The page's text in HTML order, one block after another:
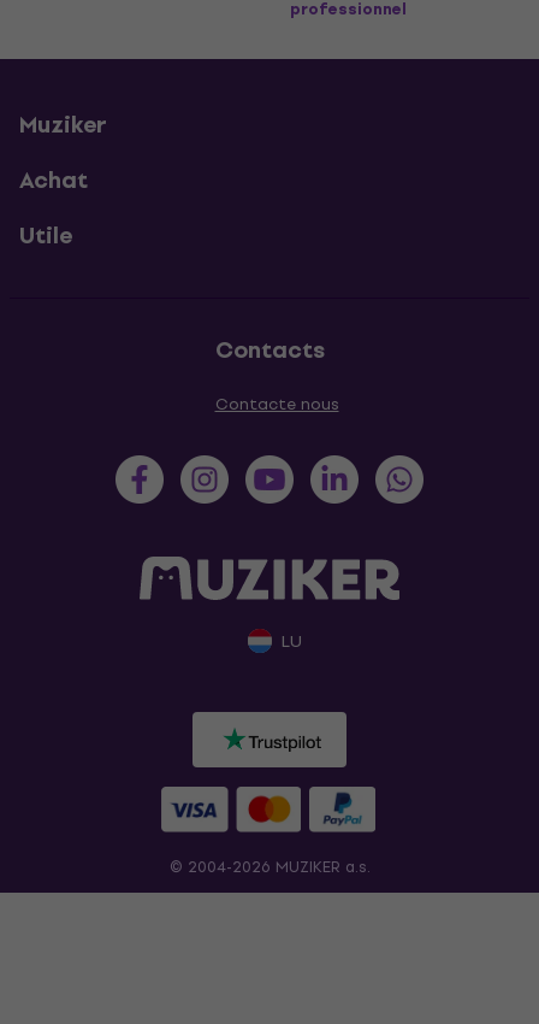
professionnel
Muziker
Achat
Utile
Contacts
Contacte nous
LU
© 2004-2026 MUZIKER a.s.